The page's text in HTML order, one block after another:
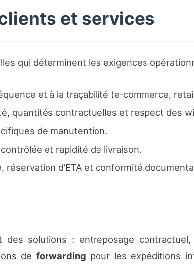
et services
qui déterminent les exigences
et à la traçabilité (e‑commerce,
quantités contractuelles et respect des
de manutention.
et rapidité de livraison.
réservation d’ETA et conformité
solutions : entreposage
de forwarding pour les expéditions